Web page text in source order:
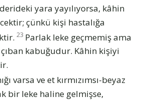
yara yayılıyorsa, kâhin
çünkü kişi hastalığa
23 Parlak leke geçmemiş ama
kabuğudur. Kâhin kişiyi
varsa ve et kırmızımsı-beyaz
bir leke haline gelmişse,